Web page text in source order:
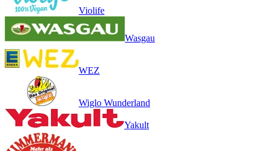
Violife
Wasgau
WEZ
Wiglo Wunderland
Yakult